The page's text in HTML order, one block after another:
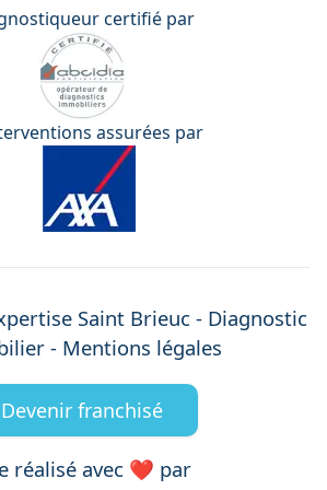
certifié par
assurées par
Saint Brieuc - Diagnostic
- Mentions légales
Devenir franchisé
réalisé avec ❤️ par